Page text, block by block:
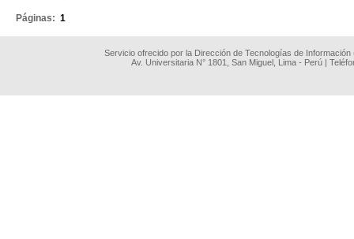
Páginas: 1
Servicio ofrecido por la Dirección de Tecnologías de
Av. Universitaria N° 1801, San Miguel, Lima - Perú |